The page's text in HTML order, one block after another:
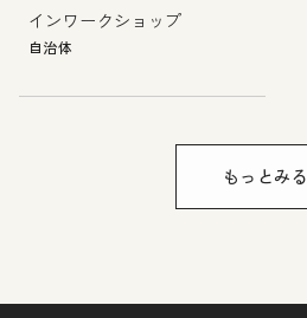
インワークショップ
自治体
もっとみる